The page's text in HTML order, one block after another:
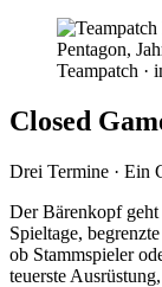
Teampatch ·
Closed
Drei Termine · Ein
Der Bärenkopf geht
Spieltage,
ob Stammspieler
teuerste